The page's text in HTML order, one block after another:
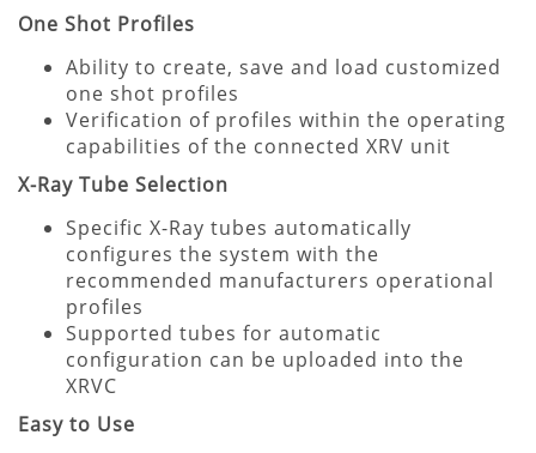
One Shot Profiles
Ability to create, save and load customized
one shot profiles
Verification of profiles within the operating
capabilities of the connected XRV unit
X-Ray Tube Selection
Specific X-Ray tubes automatically
configures the system with the
recommended manufacturers operational
profiles
Supported tubes for automatic
configuration can be uploaded into the
XRVC
Easy to Use